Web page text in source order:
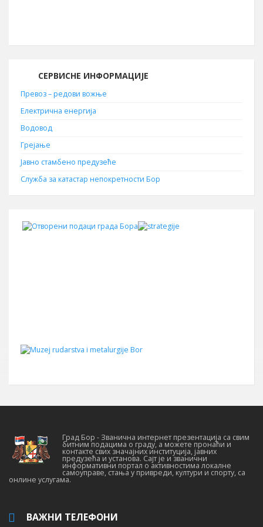
СЕРВИСНЕ ИНФОРМАЦИЈЕ
Превоз – редови вожње
Електрична енергија
Водовод
Грејање
Јавно стамбено предузеће
Служба за катастар непокретности Бор
Град Бор - Званична интернет презентација са свим
битним подацима о граду, а можете пронаћи и
контакте свих значајних институција, јавних
предузећа и установа. Сајт је и званични
информативни портал о активностима локалне
самоуправе, стања у привреди, култури и спорту, са
онлине услугама.
ВАЖНИ ТЕЛЕФОНИ